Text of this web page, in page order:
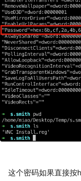
这个密码如果直接按